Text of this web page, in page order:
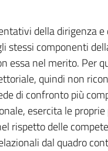
della dirigenza
stessi componenti
essa nel merito. Per
quindi non
di confronto più
esercita le
rispetto delle
dal quadro